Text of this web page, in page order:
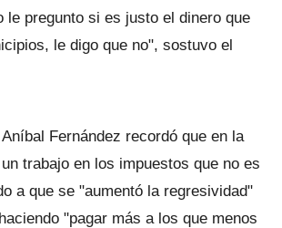
le pregunto si es justo el dinero que
le digo que no", sostuvo el
Fernández recordó que en la
trabajo en los impuestos que no es
a que se "aumentó la regresividad"
"pagar más a los que menos